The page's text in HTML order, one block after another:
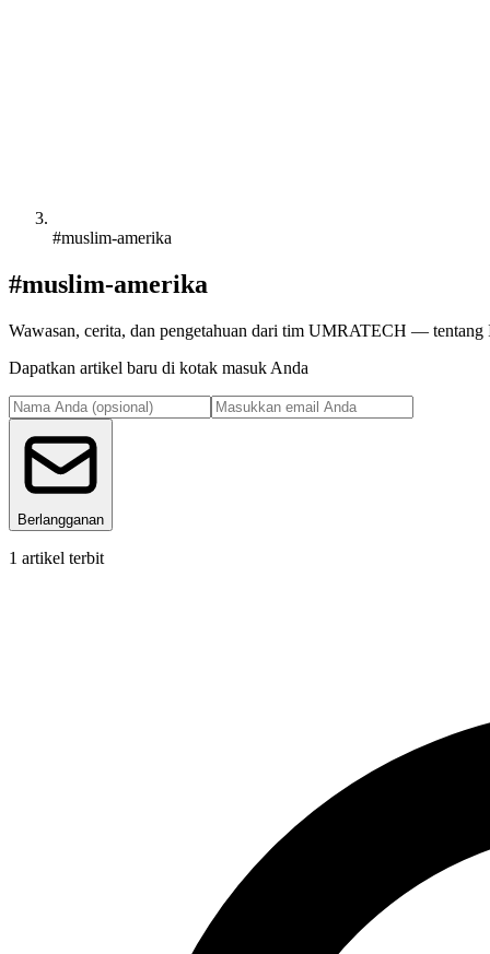
#muslim-amerika
#muslim-amerika
Wawasan, cerita, dan pengetahuan dari tim UMRATECH — tentang
Dapatkan artikel baru di kotak masuk Anda
Berlangganan
1 artikel terbit